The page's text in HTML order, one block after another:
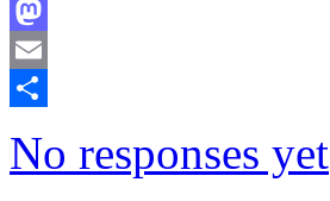
Facebook
Mastodon
Email
No responses yet